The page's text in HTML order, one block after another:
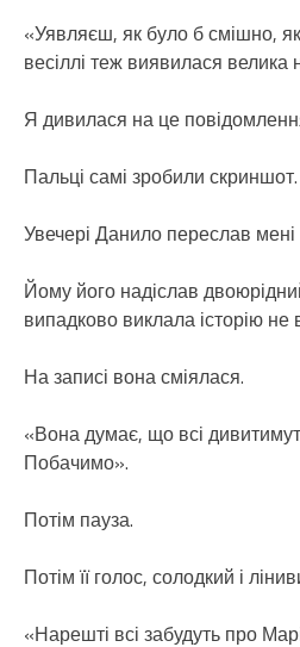
«Уявляєш, як було б смішно,
весіллі теж виявилася велика
Я дивилася на це
Пальці самі зробили скриншот.
Увечері Данило переслав мені
Йому його надіслав
випадково виклала історію не
На записі вона сміялася.
«Вона думає, що всі
Побачимо».
Потім пауза.
Потім її голос, солодкий і
«Нарешті всі забудуть про